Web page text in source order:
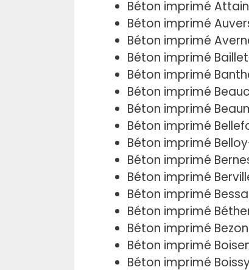
Béton imprimé
Béton imprimé
Béton imprimé
Béton imprimé
Béton imprimé
Béton imprimé
Béton imprimé
Béton imprimé
Béton imprimé
Béton imprimé
Béton imprimé
Béton imprimé
Béton imprimé
Béton imprimé
Béton imprimé
Béton imprimé